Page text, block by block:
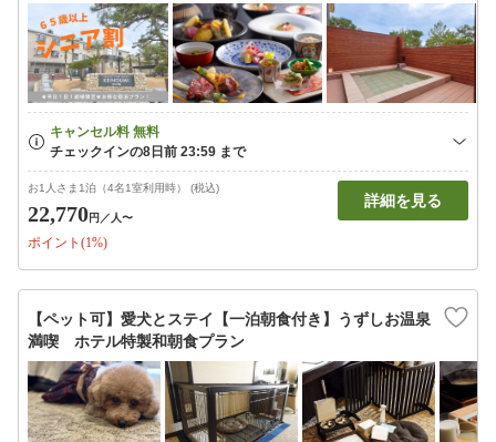
お1人さま1泊（4名1室利用時） (税込)
22,770円 ／人〜
ポイント(1%)
詳細を見る
【ペット可】愛犬とステイ【一泊朝食付き】うずしお温泉
満喫 ホテル特製和朝食プラン